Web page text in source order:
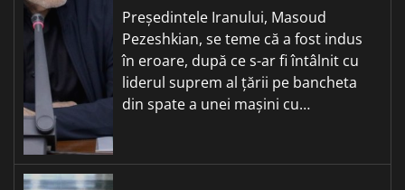
Președintele Iranului, Masoud
Pezeshkian, se teme că a fost indus
în eroare, după ce s-ar fi întâlnit cu
liderul suprem al țării pe bancheta
din spate a unei mașini cu…